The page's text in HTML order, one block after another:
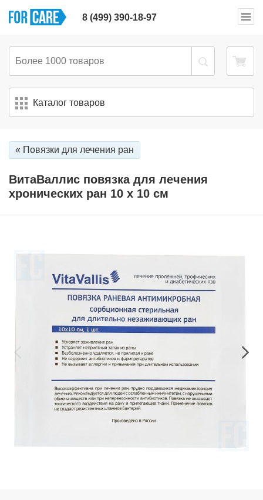
8 (499) 390-18-97
Каталог товаров
« Повязки для лечения ран
ВитаВаллис повязка для лечения
хронических ран 10 х 10 см